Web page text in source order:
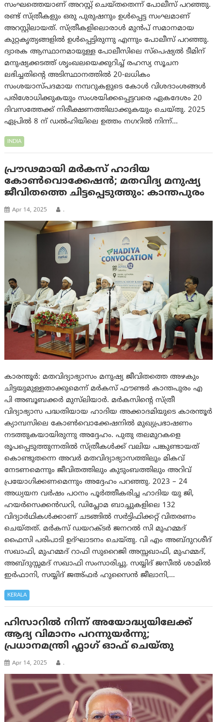
സംഘത്തെയാണ് അറസ്റ്റ് ചെയ്തതെന്ന് പോലീസ് പറഞ്ഞു.
രണ്ട് സ്ത്രീകളും ഒരു പുരുഷനും ഉൾപ്പെട്ട സംഘമാണ്
അറസ്റ്റിലായത്. സ്ത്രീകളിലൊരാൾ മുൻപ് സമാനമായ
കുറ്റകൃത്യങ്ങളിൽ ഉൾപ്പെട്ടിരുന്നു എന്നും പോലീസ് പറഞ്ഞു.
ദ്വാരക ആസ്ഥാനമായുള്ള പോലീസിലെ സ്‌പെഷ്യൽ ടീമിന്
മനുഷ്യക്കടത്ത് ശൃംഖലയെക്കുറിച്ച് രഹസ്യ സൂചന
ലഭിച്ചതിന്റെ അടിസ്ഥാനത്തിൽ 20-ലധികം
സംശയാസ്പദമായ നമ്പറുകളുടെ കോൾ വിശദാംശങ്ങൾ
പരിശോധിക്കുകയും സംശയിക്കപ്പെട്ടവരെ ഏകദേശം 20
ദിവസത്തേക്ക് നിരീക്ഷണത്തിലാക്കുകയും ചെയ്തു. 2025
ഏപ്രിൽ 8 ന് ഡൽഹിയിലെ ഉത്തം നഗറിൽ നിന്ന്…
INDIA
പ്രൗഢമായി മർകസ് ഹാദിയ
കോൺവൊക്കേഷൻ; മതവിദ്യ മനുഷ്യ
ജീവിതത്തെ ചിട്ടപ്പെടുത്തും: കാന്തപുരം
Apr 14, 2025 .
കാരന്തൂർ: മതവിദ്യാഭ്യാസം മനുഷ്യ ജീവിതത്തെ അഴകും
ചിട്ടയുമുള്ളതാക്കുമെന്ന് മർകസ് ഫൗണ്ടർ കാന്തപുരം എ
പി അബൂബക്കർ മുസ്‌ലിയാർ. മർകസിന്റെ സ്ത്രീ
വിദ്യാഭ്യാസ പദ്ധതിയായ ഹാദിയ അക്കാദമിയുടെ കാരന്തൂർ
ക്യാമ്പസിലെ കോൺവൊക്കേഷനിൽ മുഖ്യപ്രഭാഷണം
നടത്തുകയായിരുന്നു അദ്ദേഹം. പുതു തലമുറകളെ
രൂപപ്പെടുത്തുന്നതിൽ സ്ത്രീകൾക്ക് വലിയ പങ്കുണ്ടായത്
കൊണ്ടുതന്നെ അവർ മതവിദ്യാഭ്യാസത്തിലും മികവ്
നേടണമെന്നും ജീവിതത്തിലും കുടുംബത്തിലും അറിവ്
പ്രയോഗിക്കണമെന്നും അദ്ദേഹം പറഞ്ഞു. 2023 – 24
അധ്യയന വർഷം പഠനം പൂർത്തീകരിച്ച ഹാദിയ യു ജി,
ഹയർസെക്കൻഡറി, ഡിപ്ലോമ ബാച്ചുകളിലെ 132
വിദ്യാർഥികൾക്കാണ് ചടങ്ങിൽ സർട്ടിഫിക്കറ്റ് വിതരണം
ചെയ്തത്. മർകസ് ഡയറക്ടർ ജനറൽ സി മുഹമ്മദ്
ഫൈസി പരിപാടി ഉദ്ഘാടനം ചെയ്തു. വി എം അബ്ദുറശീദ്
സഖാഫി, മുഹമ്മദ് റാഫി സുറൈജി അസ്സഖാഫി, മുഹമ്മദ്,
അബ്ദുസ്സമദ് സഖാഫി സംസാരിച്ചു. സയ്യിദ് ജസീൽ ശാമിൽ
ഇർഫാനി, സയ്യിദ് ജഅ്ഫർ ഹുസൈൻ ജീലാനി,…
KERALA
ഹിസാറിൽ നിന്ന് അയോദ്ധ്യയിലേക്ക്
ആദ്യ വിമാനം പറന്നുയർന്നു;
പ്രധാനമന്ത്രി ഫ്ലാഗ് ഓഫ് ചെയ്തു
Apr 14, 2025 .